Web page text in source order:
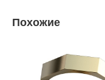
Похожие